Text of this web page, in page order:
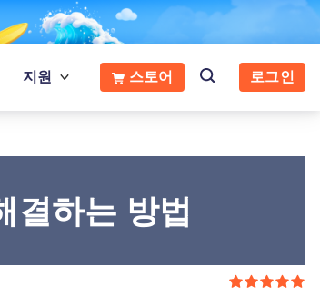
지원 스토어 로그인
결하는 방법